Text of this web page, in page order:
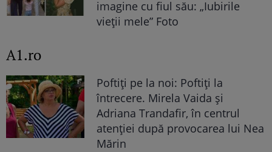
imagine cu fiul său: „Iubirile
vieții mele” Foto
A1.ro
Poftiți pe la noi: Poftiți la
întrecere. Mirela Vaida și
Adriana Trandafir, în centrul
atenției după provocarea lui Nea
Mărin